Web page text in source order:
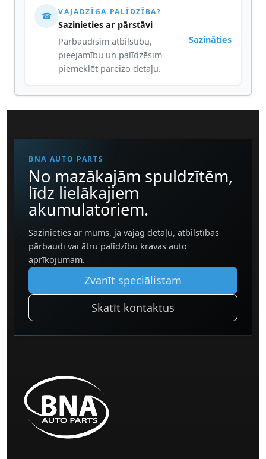
☎ VAJADZĪGA PALĪDZĪBA?
Sazinieties ar pārstāvi
Pārbaudīsim atbilstību,
pieejamību un palīdzēsim
piemeklēt pareizo detaļu.
Sazināties
BNA AUTO PARTS
No mazākajām spuldzītēm,
līdz lielākajiem
akumulatoriem.
Sazinieties ar mums, ja vajag detaļu, atbilstības
pārbaudi vai ātru palīdzību kravas auto
aprīkojumam.
Zvanīt speciālistam
Skatīt kontaktus